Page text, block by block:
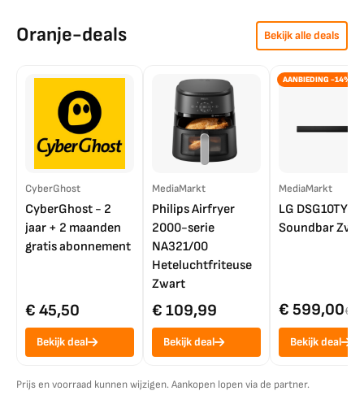
Oranje-deals Bekijk alle deals
CyberGhost
CyberGhost - 2
jaar + 2 maanden
gratis abonnement
€ 45,50
Bekijk deal
MediaMarkt
Philips Airfryer
2000-serie
NA321/00
Heteluchtfriteuse
Zwart
€ 109,99
Bekijk deal
AANBIEDING -14%
MediaMarkt
LG DSG10TY
Soundbar
€ 599,00€
Bekijk deal
Prijs en voorraad kunnen wijzigen. Aankopen lopen via de partner.